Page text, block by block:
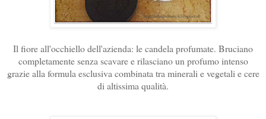
Il fiore all'occhiello dell'azienda: le candela profumate. Bruciano
completamente senza scavare e rilasciano un profumo intenso
grazie alla formula esclusiva combinata tra minerali e vegetali e cere
di altissima qualità.